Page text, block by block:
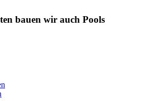
bauen wir auch Pools